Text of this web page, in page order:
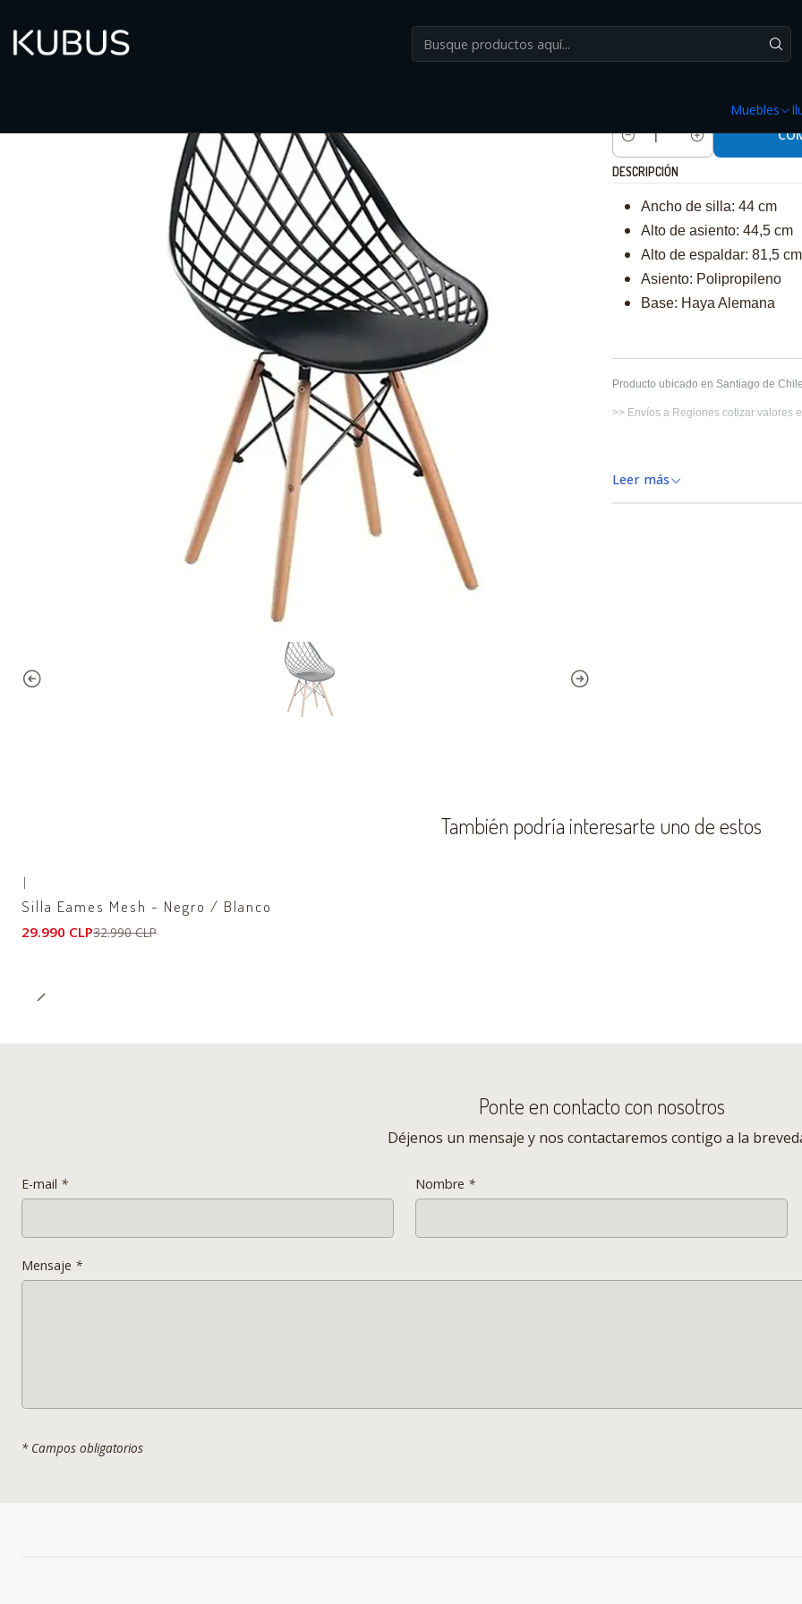
Muebles
Cantidad
DESCRIPCIÓN
Ancho de silla: 44 cm
Alto de asiento: 44,5 cm
Alto de espaldar: 81,5 cm
Asiento: Polipropileno
Base: Haya Alemana
Producto ubicado en Santiago de
>> Envíos a Regiones cotizar valores
Leer más
También podría interesarte uno de estos
|
Silla Eames Mesh - Negro / Blanco
29.990 CLP32.990 CLP
Ponte en contacto con nosotros
Déjenos un mensaje y nos contactaremos contigo a la
E-mail * Nombre *
Mensaje *
* Campos obligatorios